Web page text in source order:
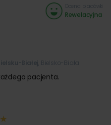
Rewelacyjna
pacjenta.